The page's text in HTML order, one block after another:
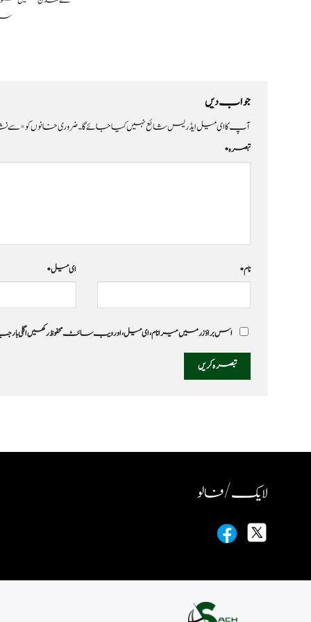
جواب دیں
آپ کا ای میل ایڈریس شائع نہیں کیا جائے گا۔ضروری خانوں کو*سے
تبصرہ*
نام* ای میل*
اس براؤزر میں میرا نام، ای میل، اور ویب سائٹ محفوظ رکھیں اگلی
لایک / فالو